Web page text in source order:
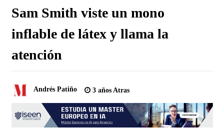
Sam Smith viste un mono
inflable de látex y llama la
atención
Andrés Patiño 3 años Atras